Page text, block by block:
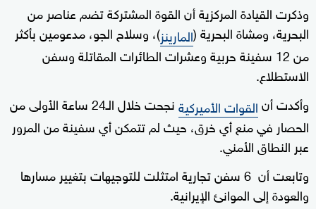
وذكرت القيادة المركزية أن القوة المشتركة تضم عناصر من
البحرية، ومشاة البحرية (المارينز)، وسلاح الجو، مدعومين بأكثر
من 12 سفينة حربية وعشرات الطائرات المقاتلة وسفن
الاستطلاع.
وأكدت أنالقوات الأميركية
نجحت خلال الـ24 ساعة الأولى من
الحصار في منع أي خرق، حيث لم تتمكن أي سفينة من المرور
عبر النطاق الأمني.
وتابعت أن 6 سفن تجارية امتثلت للتوجيهات بتغيير مسارها
والعودة إلى الموانئ الإيرانية.